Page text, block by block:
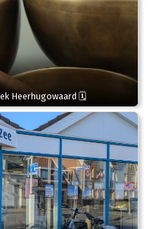
Heerhugowaard 🗓